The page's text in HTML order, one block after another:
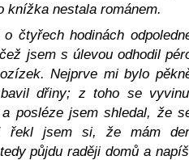
knížka nestala románem.
čtyřech hodinách
jsem s úlevou odhodil
Nejprve mi bylo
dřiny; z toho se
posléze jsem shledal, že
I řekl jsem si, že mám
půjdu raději domů a